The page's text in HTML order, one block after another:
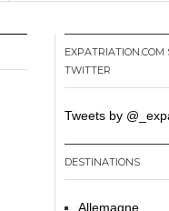
EXPATRIATION.COM
TWITTER
Tweets by
DESTINATIONS
Allemagne